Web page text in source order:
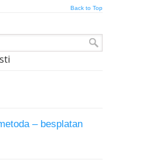
Back to Top
– besplatan